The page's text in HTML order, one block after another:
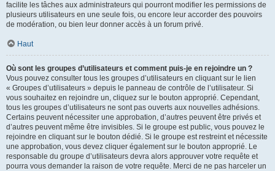
facilite les tâches aux administrateurs qui pourront modifier les permissions de
plusieurs utilisateurs en une seule fois, ou encore leur accorder des pouvoirs
de modération, ou bien leur donner accès à un forum privé.
Haut
Où sont les groupes d’utilisateurs et comment puis-je en rejoindre un ?
Vous pouvez consulter tous les groupes d’utilisateurs en cliquant sur le lien
« Groupes d’utilisateurs » depuis le panneau de contrôle de l’utilisateur. Si
vous souhaitez en rejoindre un, cliquez sur le bouton approprié. Cependant,
tous les groupes d’utilisateurs ne sont pas ouverts aux nouvelles adhésions.
Certains peuvent nécessiter une approbation, d’autres peuvent être privés et
d’autres peuvent même être invisibles. Si le groupe est public, vous pouvez le
rejoindre en cliquant sur le bouton dédié. Si le groupe est restreint et nécessite
une approbation, vous devez cliquer également sur le bouton approprié. Le
responsable du groupe d’utilisateurs devra alors approuver votre requête et
pourra vous demander la raison de votre requête. Merci de ne pas harceler un